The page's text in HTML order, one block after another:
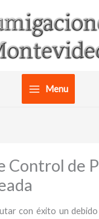
Menu
Control de
con éxito un